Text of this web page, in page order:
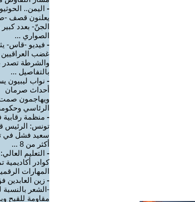
- اليمن..
يعلنون قصف
الجنّ- بعدد
الصواري ...
- فيديو -قاس-
غضب العراقيين
والشرطة تصدر
بالتفاصيل ...
- نواب ليبيون
أحداث صرمان
ويهاجمون
الرئاسي
- منظمة
تونس: الرئيس
سعيد فشل في
أكثر من 8 ...
- التعليم
كوادر أكاديمية
المهارات
- زين العابدين
-الشعر بالنسبة
مقاومة للقبح